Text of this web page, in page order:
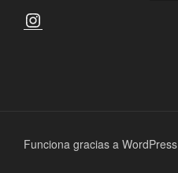
Instagram
Funciona gracias a WordPress